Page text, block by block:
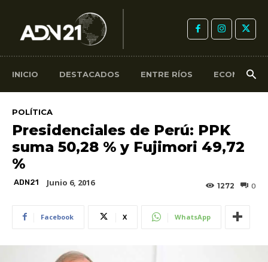
INICIO DESTACADOS ENTRE RÍOS ECONOMÍA
POLÍTICA
Presidenciales de Perú: PPK
suma 50,28 % y Fujimori 49,72
%
ADN21 Junio 6, 2016 0
1272
Facebook X WhatsApp